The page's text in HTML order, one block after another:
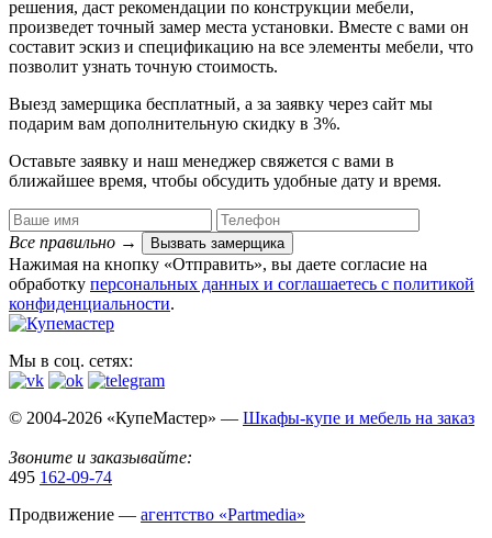
решения, даст рекомендации по конструкции мебели,
произведет точный замер места установки. Вместе с вами он
составит эскиз и спецификацию на все элементы мебели, что
позволит узнать точную стоимость.
Выезд замерщика бесплатный, а за заявку через сайт мы
подарим вам дополнительную скидку в 3%.
Оставьте заявку и наш менеджер свяжется с вами в
ближайшее время, чтобы обсудить удобные дату и время.
Все правильно → Вызвать замерщика
Нажимая на кнопку «Отправить», вы даете согласие на
обработку персональных данных​ и соглашаетесь c политикой
конфиденциальности.
Мы в соц. сетях:
© 2004-2026 «КупеМастер» — Шкафы-купе и мебель на заказ
Звоните и заказывайте:
495 162-09-74
Продвижение — агентство «Partmedia»